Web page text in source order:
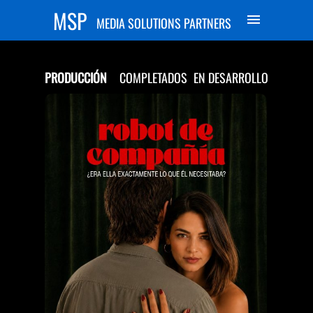
MSP MEDIA SOLUTIONS PARTNERS
PRODUCCIÓN COMPLETADOS EN DESARROLLO